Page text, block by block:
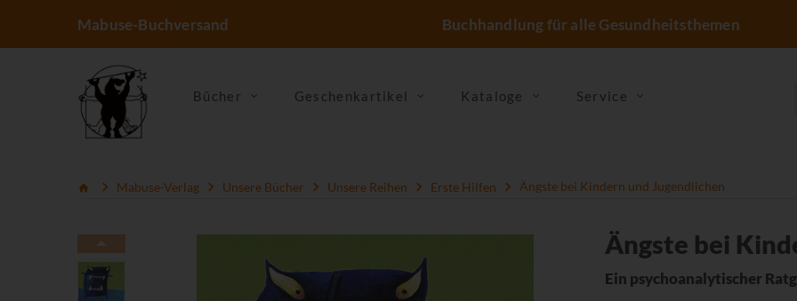
Mabuse-Buchversand Buchhandlung für alle Gesundheitsthemen
Bücher Geschenkartikel Kataloge Service
Mabuse-Verlag Unsere Bücher Unsere Reihen Erste Hilfen Ängste bei Kindern und Jugendlichen
Ängste bei
Ein psychoanalytischer